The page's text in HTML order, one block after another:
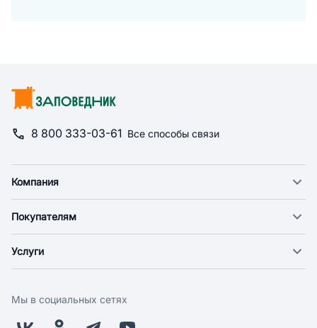
8 800 333-03-61 Все способы связи
Компания
Новости
Поставщикам
Заводчикам
Покупателям
Экспресс доставка
Возврат
Услуги
Груминг
Мы в социальных сетях